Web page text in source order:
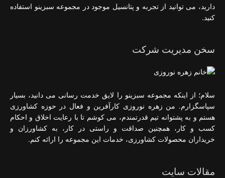
دارید، می توانید از تجربه و پتانسیل موجود در مجموعه سبزینو استفاده
کنید.
سخن مدیریت شرکت
سلام؛ از اینکه مجموعه سبزینو را لایق خدمت رسانی می دانید، بسیار
سپاسگزارم. من زهره نوروزی کارآفرین و فعال در حوزه کشاورزی
هستم و به پشتوانه تیم قدرتمندم، می کوشم تا با رعایت اخلاق و احکام
کسب و کار، همچنین صداقت و راستی در کار، به کشاورزان و
خریداران محصولات کشاورزی، خدمات این مجموعه را ارائه کنم.
مقالات سایت